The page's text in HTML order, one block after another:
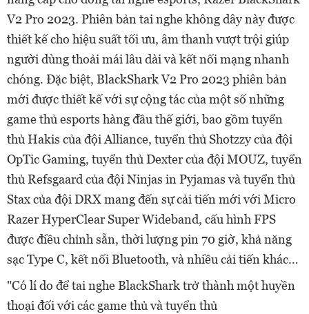
V2 Pro 2023. Phiên bản tai nghe không dây này được
thiết kế cho hiệu suấttối ưu, âm thanh vượt trội giúp
người dùng thoải mái lâu dài và kết nối mạng nhanh
chóng. Đặc biệt, BlackShark V2 Pro 2023 phiên bản
mới được thiết kế với sự cộng tác của một số những
game thủ esports hàng đầu thế giới, bao gồm tuyển
thủ Hakis của đội Alliance, tuyển thủ Shotzzy của đội
OpTic Gaming, tuyển thủ Dexter của đội MOUZ, tuyển
thủ Refsgaard của đội Ninjas in Pyjamas và tuyển thủ
Stax của đội DRX mang đến sự cải tiến mới với Micro
Razer HyperClearSuper Wideband, cấu hình FPS
được điều chỉnh sẵn, thời lượng pin 70 giờ, khả năng
sạc Type C, kết nối Bluetooth, và nhiều cải tiến khác…
"Có lí do đểtai nghe BlackSharktrở thành mộthuyền
thoại đối với các game thủ và tuyển thủ